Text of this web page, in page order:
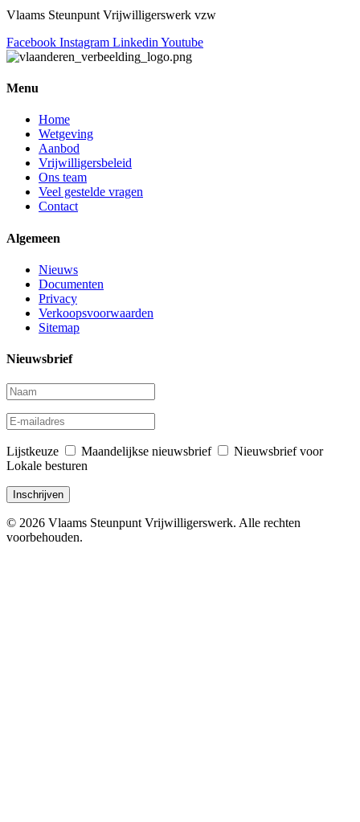
Vlaams Steunpunt Vrijwilligerswerk vzw
Facebook Instagram Linkedin Youtube
Menu
Home
Wetgeving
Aanbod
Vrijwilligersbeleid
Ons team
Veel gestelde vragen
Contact
Algemeen
Nieuws
Documenten
Privacy
Verkoopsvoorwaarden
Sitemap
Nieuwsbrief
Lijstkeuze Maandelijkse nieuwsbrief
Nieuwsbrief voor
Lokale besturen
© 2026 Vlaams Steunpunt Vrijwilligerswerk. Alle rechten
voorbehouden.